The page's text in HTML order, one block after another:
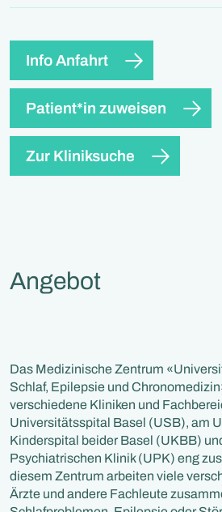
Info Anfahrt
Patient*in zuweisen
Zur Kliniksuche
Angebot
Das Medizinische Zentrum
Schlaf, Epilepsie und
verschiedene Kliniken und
Universitätsspital Basel (USB), am
Kinderspital beider Basel (UKBB)
Psychiatrischen Klinik (UPK) eng
diesem Zentrum arbeiten viele
Ärzte und andere Fachleute